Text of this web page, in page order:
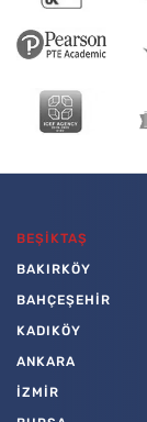
BEŞİKTAŞ
BAKIRKÖY
BAHÇEŞEHİR
KADIKÖY
ANKARA
İZMİR